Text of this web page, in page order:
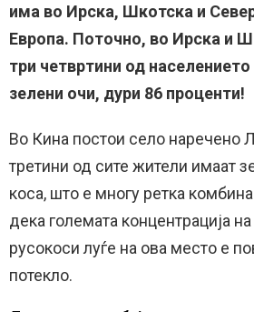
има во Ирска, Шкотска и
Европа. Поточно, во Ирска и
три четвртини од
зелени очи, дури 86 проценти!
Во Кина постои село наречено
третини од сите жители имаат
коса, што е многу ретка
дека големата концентрација
русокоси луѓе на ова место е
потекло.